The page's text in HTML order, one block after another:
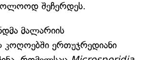
შეჩერდეს.
მალარიის
კოღოებში ერთუჯრედიანი